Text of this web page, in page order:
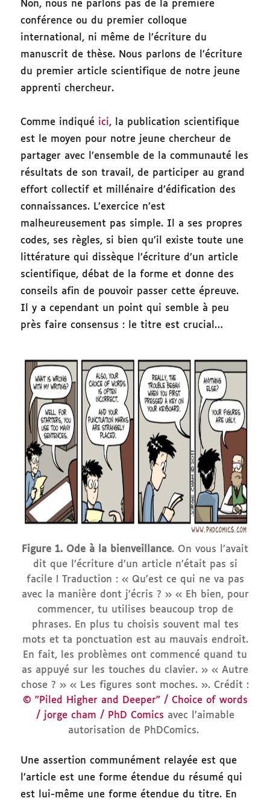
Non, nous ne parlons pas de la première
conférence ou du premier colloque
international, ni même de l’écriture du
manuscrit de thèse. Nous parlons de l’écriture
du premier article scientifique de notre jeune
apprenti chercheur.
Comme indiqué ici, la publication scientifique
est le moyen pour notre jeune chercheur de
partager avec l’ensemble de la communauté les
résultats de son travail, de participer au grand
effort collectif et millénaire d’édification des
connaissances. L’exercice n’est
malheureusement pas simple. Il a ses propres
codes, ses règles, si bien qu’il existe toute une
littérature qui dissèque l’écriture d’un article
scientifique, débat de la forme et donne des
conseils afin de pouvoir passer cette épreuve.
Il y a cependant un point qui semble à peu
près faire consensus : le titre est crucial…
Figure 1. Ode à la bienveillance. On vous l’avait
dit que l’écriture d’un article n’était pas si
facile ! Traduction : « Qu’est ce qui ne va pas
avec la manière dont j’écris ? » « Eh bien, pour
commencer, tu utilises beaucoup trop de
phrases. En plus tu choisis souvent mal tes
mots et ta ponctuation est au mauvais endroit.
En fait, les problèmes ont commencé quand tu
as appuyé sur les touches du clavier. » « Autre
chose ? » « Les figures sont moches. ». Crédit :
© ”Piled Higher and Deeper” / Choice of words
/ jorge cham / PhD Comics avec l’aimable
autorisation de PhDComics.
Une assertion communément relayée est que
l’article est une forme étendue du résumé qui
est lui-même une forme étendue du titre. En